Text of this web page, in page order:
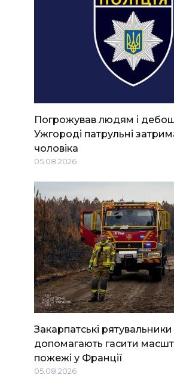
Погрожував людям і
Ужгороді патрульні
чоловіка
05.08.2026
Закарпатські рятувальники
допомагають гасити
пожежі у Франції
05.08.2026